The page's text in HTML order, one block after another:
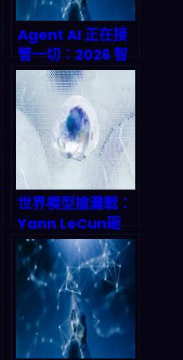
Agent AI 正在接
管一切：2026 智
能代理革命與被動
收入新大陸完整拆
解
世界模型搶灘戰：
Yann LeCun砸
104億美元的「非
LLM」AI藍圖，
2027年市場將引
爆万亿美元浪潮